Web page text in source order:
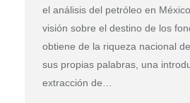
el análisis del petróleo en
visión sobre el destino de los
obtiene de la riqueza nacional
sus propias palabras, una
extracción de…